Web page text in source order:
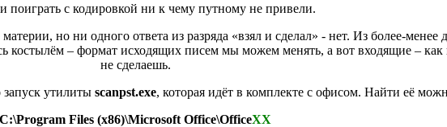
поиграть с кодировкой ни к чему путному не привели.
но ни одного ответа из разряда «взял и сделал» - нет. Из более-менее
костылём – формат исходящих писем мы можем менять, а вот входящие – как
не сделаешь.
утилиты scanpst.exe, которая идёт в комплекте с офисом. Найти её
C:\Program Files (x86)\Microsoft Office\OfficeХХ